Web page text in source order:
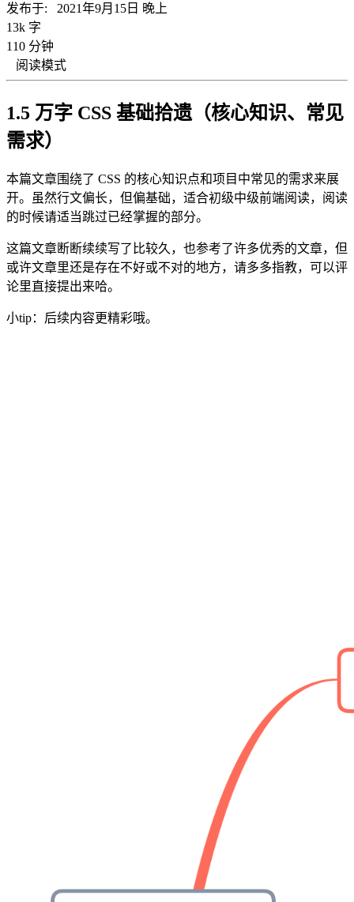
发布于:
2021年9月15日 晚上
13k 字
110 分钟
阅读模式
1.5 万字 CSS 基础拾遗（核心知识、常见
需求）
本篇文章围绕了 CSS 的核心知识点和项目中常见的需求来展
开。虽然行文偏长，但偏基础，适合初级中级前端阅读，阅读
的时候请适当跳过已经掌握的部分。
这篇文章断断续续写了比较久，也参考了许多优秀的文章，但
或许文章里还是存在不好或不对的地方，请多多指教，可以评
论里直接提出来哈。
小tip：后续内容更精彩哦。